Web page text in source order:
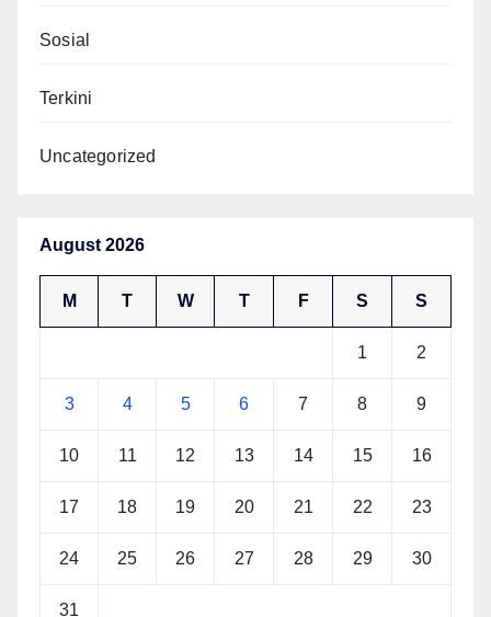
Sosial
Terkini
Uncategorized
August 2026
M T W T F S S
1 2
3 4 5 6 7 8 9
10 11 12 13 14 15 16
17 18 19 20 21 22 23
24 25 26 27 28 29 30
31